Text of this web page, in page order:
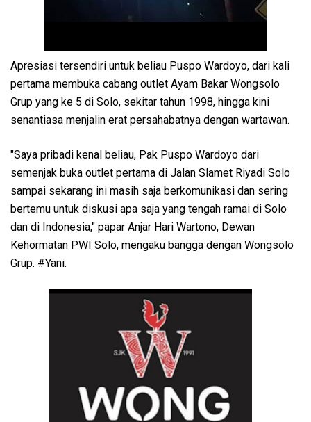
Apresiasi tersendiri untuk beliau Puspo Wardoyo, dari kali
pertama membuka cabang outlet Ayam Bakar Wongsolo
Grup yang ke 5 di Solo, sekitar tahun 1998, hingga kini
senantiasa menjalin erat persahabatnya dengan wartawan.
"Saya pribadi kenal beliau, Pak Puspo Wardoyo dari
semenjak buka outlet pertama di Jalan Slamet Riyadi Solo
sampai sekarang ini masih saja berkomunikasi dan sering
bertemu untuk diskusi apa saja yang tengah ramai di Solo
dan di Indonesia," papar Anjar Hari Wartono, Dewan
Kehormatan PWI Solo, mengaku bangga dengan Wongsolo
Grup. #Yani.